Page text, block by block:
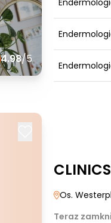
4.98/5
Os.
Teraz